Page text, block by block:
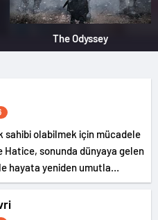
The Odyssey
sahibi olabilmek için mücadele
Hatice, sonunda dünyaya gelen
hayata yeniden umutla
mutlulukları uzun sürmez; Ali,
gecesinde gizemli bir
kaybolur.